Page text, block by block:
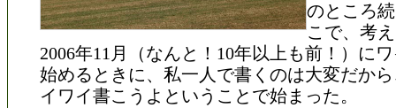
のところ
こで、考
2006年11月（なんと！10年以上も前！）に
始めるときに、私一人で書くのは大変だか
イワイ書こうよということで始まった。